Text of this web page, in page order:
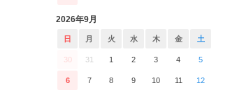
2026年9月
日 月 火 水 木 金 土
30 31 1 2 3 4 5
6 7 8 9 10 11 12